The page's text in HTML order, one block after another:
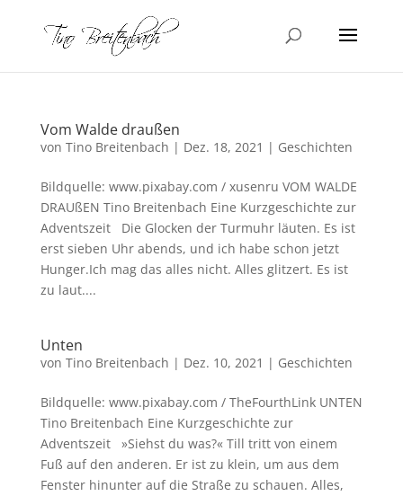
Vom Walde draußen
von Tino Breitenbach | Dez. 18, 2021 | Geschichten
Bildquelle: www.pixabay.com / xusenru VOM WALDE
DRAUßEN Tino Breitenbach Eine Kurzgeschichte zur
Adventszeit Die Glocken der Turmuhr läuten. Es ist
erst sieben Uhr abends, und ich habe schon jetzt
Hunger.Ich mag das alles nicht. Alles glitzert. Es ist
zu laut....
Unten
von Tino Breitenbach | Dez. 10, 2021 | Geschichten
Bildquelle: www.pixabay.com / TheFourthLink UNTEN
Tino Breitenbach Eine Kurzgeschichte zur
Adventszeit »Siehst du was?« Till tritt von einem
Fuß auf den anderen. Er ist zu klein, um aus dem
Fenster hinunter auf die Straße zu schauen. Alles,